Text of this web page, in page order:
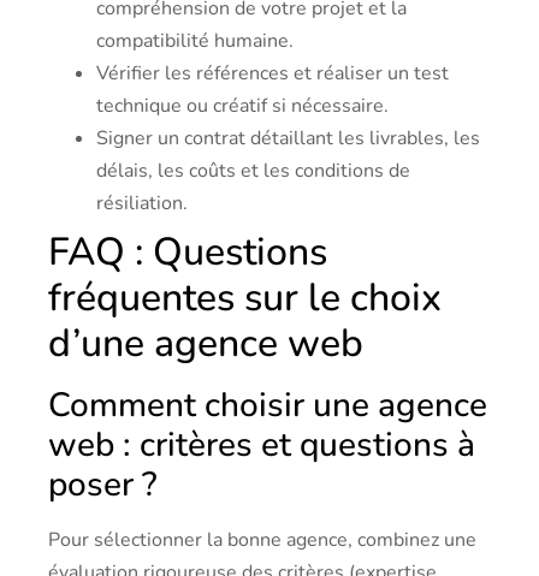
compréhension de votre projet et la
compatibilité humaine.
Vérifier les références et réaliser un test
technique ou créatif si nécessaire.
Signer un contrat détaillant les livrables, les
délais, les coûts et les conditions de
résiliation.
FAQ : Questions
fréquentes sur le choix
d’une agence web
Comment choisir une agence
web : critères et questions à
poser ?
Pour sélectionner la bonne agence, combinez une